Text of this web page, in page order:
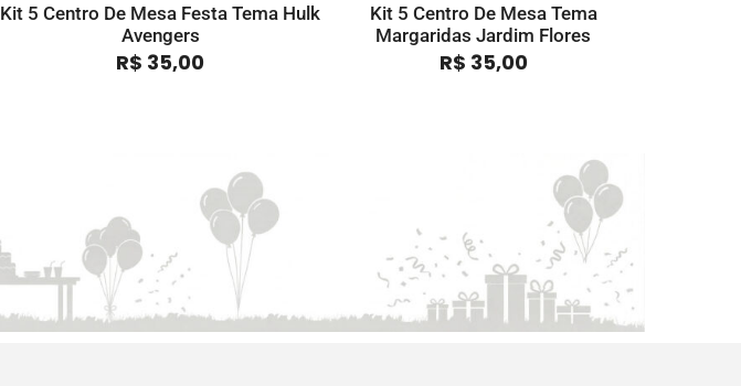
Kit 5 Centro De Mesa Festa Tema Hulk
Avengers
R$ 35,00
Kit 5 Centro De Mesa Tema
Margaridas Jardim Flores
R$ 35,00